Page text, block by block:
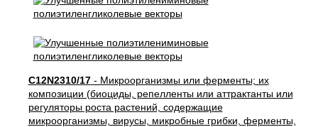
C12N2310/17- Микроорганизмы или ферменты; их
композиции (биоциды, репелленты или аттрактанты или
регуляторы роста растений, содержащие
микроорганизмы, вирусы, микробные грибки, ферменты,